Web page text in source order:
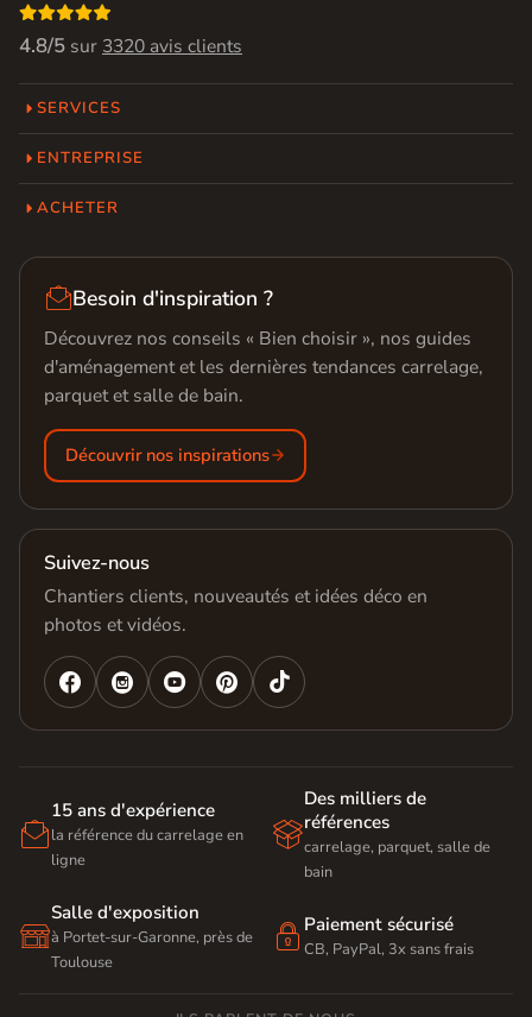

4.8/5 sur 3320 avis clients
SERVICES
ENTREPRISE
ACHETER
Besoin d'inspiration ?
Découvrez nos conseils « Bien choisir », nos guides
d'aménagement et les dernières tendances carrelage,
parquet et salle de bain.
Découvrir nos inspirations
Suivez-nous
Chantiers clients, nouveautés et idées déco en
photos et vidéos.
   

15 ans d'expérience
la référence du carrelage en
ligne

Des milliers de
références
carrelage, parquet, salle de
bain

Salle d'exposition
à Portet-sur-Garonne, près de
Toulouse
 Paiement sécurisé
CB, PayPal, 3x sans frais